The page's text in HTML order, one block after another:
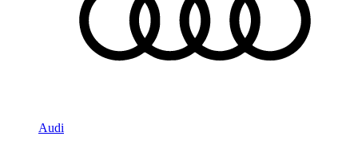
Audi